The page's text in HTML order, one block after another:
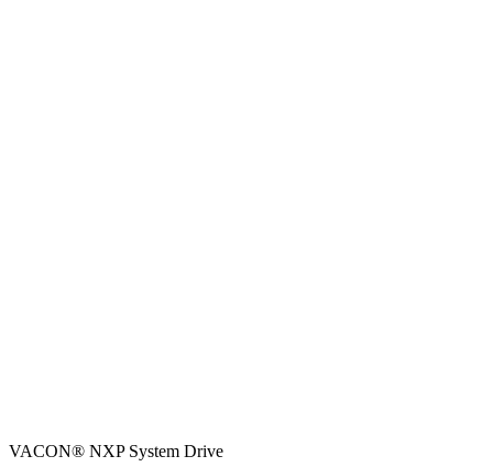
VACON® NXP System Drive